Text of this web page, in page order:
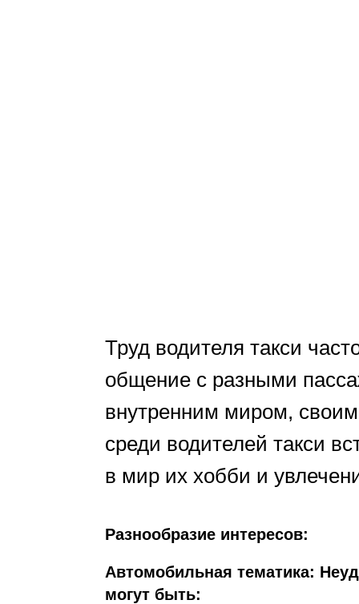
Труд водителя такси
общение с разными
внутренним миром,
среди водителей такси
в мир их хобби и
Разнообразие интересов:
Автомобильная тематика:
могут быть: